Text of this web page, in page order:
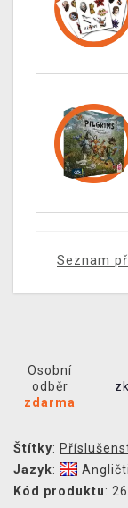
Seznam
Osobní
odběr
zdarma
Štítky:
Jazyk:
Kód produktu: